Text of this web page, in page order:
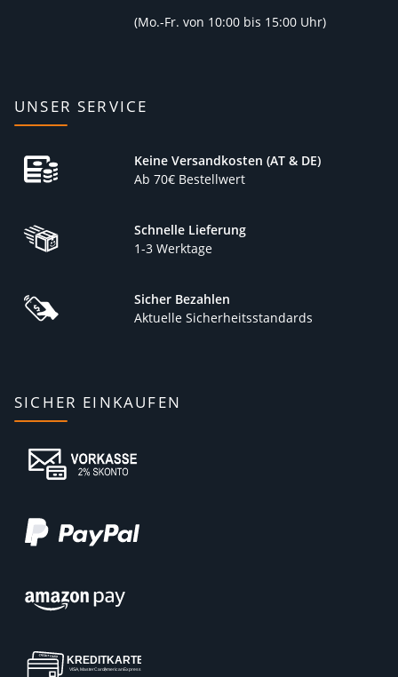
(Mo.-Fr. von 10:00 bis 15:00 Uhr)
UNSER SERVICE
Keine Versandkosten (AT & DE)
Ab 70€ Bestellwert
Schnelle Lieferung
1-3 Werktage
Sicher Bezahlen
Aktuelle Sicherheitsstandards
SICHER EINKAUFEN